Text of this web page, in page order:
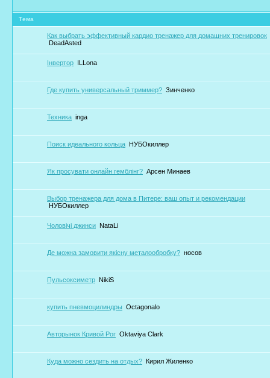
Тема
Как выбрать эффективный кардио тренажер для домашних тренировок
DeadAsted
Інвертор ILLona
Где купить универсальный триммер? Зинченко
Техника inga
Поиск идеального кольца НУБОкиллер
Як просувати онлайн гемблінг? Арсен Минаев
Выбор тренажера для дома в Питере: ваш опыт и рекомендации
НУБОкиллер
Чоловічі джинси NataLi
Де можна замовити якісну металообробку? носов
Пульсоксиметр NikiS
купить пневмоцилиндры Octagonalo
Авторынок Кривой Рог Oktaviya Clark
Куда можно сездить на отдых? Кирил Жиленко